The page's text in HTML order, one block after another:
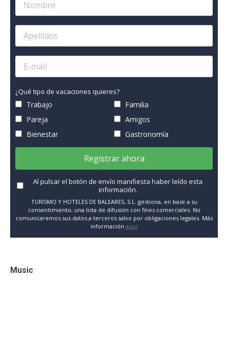
¿Qué tipo de vacaciones quieres?
Trabajo
Familia
Pareja
Amigos
Bienestar
Gastronomía
Registrar ahora
Al pulsar el botón de envío manifiesta haber leído esta
información.
TURISMO Y HOTELES DE BALEARES, S.L. gestiona, en base a su
consentimiento, una lista de difusión con fines comerciales. No
comunicaremos sus datos a terceros salvo por obligaciones legales. Más
información aquí
Music